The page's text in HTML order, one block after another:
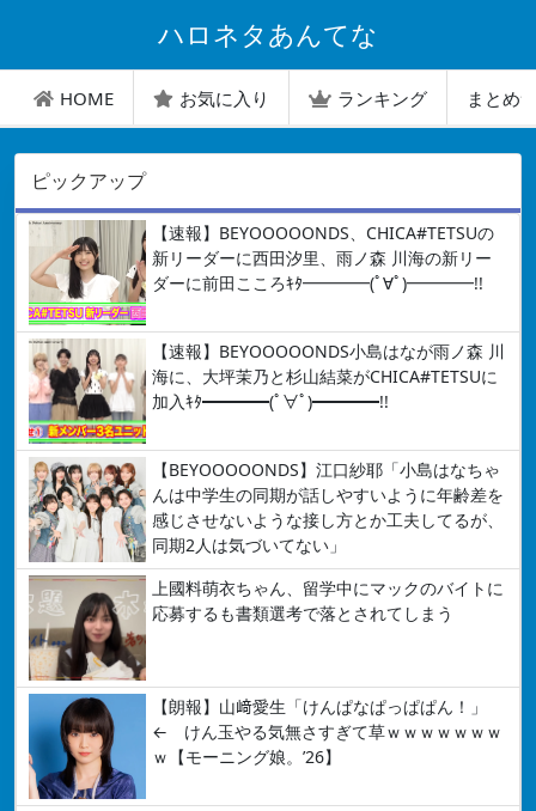
ハロネタあんてな
HOME お気に入り ランキング まとめ
ピックアップ
【速報】BEYOOOOONDS、CHICA#TETSUの
新リーダーに西田汐里、雨ノ森 川海の新リー
ダーに前田こころｷﾀ━━━━(ﾟ∀ﾟ)━━━━!!
【速報】BEYOOOOONDS小島はなが雨ノ森 川
海に、大坪茉乃と杉山結菜がCHICA#TETSUに
加入ｷﾀ━━━━(ﾟ∀ﾟ)━━━━!!
【BEYOOOOONDS】江口紗耶「小島はなちゃ
んは中学生の同期が話しやすいように年齢差を
感じさせないような接し方とか工夫してるが、
同期2人は気づいてない」
上國料萌衣ちゃん、留学中にマックのバイトに
応募するも書類選考で落とされてしまう
【朗報】山﨑愛生「けんぱなぱっぱぱん！」
← けん玉やる気無さすぎて草ｗｗｗｗｗｗｗ
ｗ【モーニング娘。’26】